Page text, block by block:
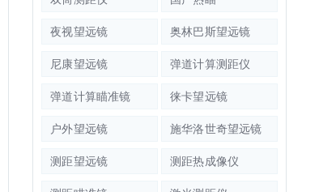
夜视望远镜 奥林巴斯望远镜
尼康望远镜 弹道计算测距仪
弹道计算瞄准镜 徕卡望远镜
户外望远镜 施华洛世奇望远镜
测距望远镜 测距热成像仪